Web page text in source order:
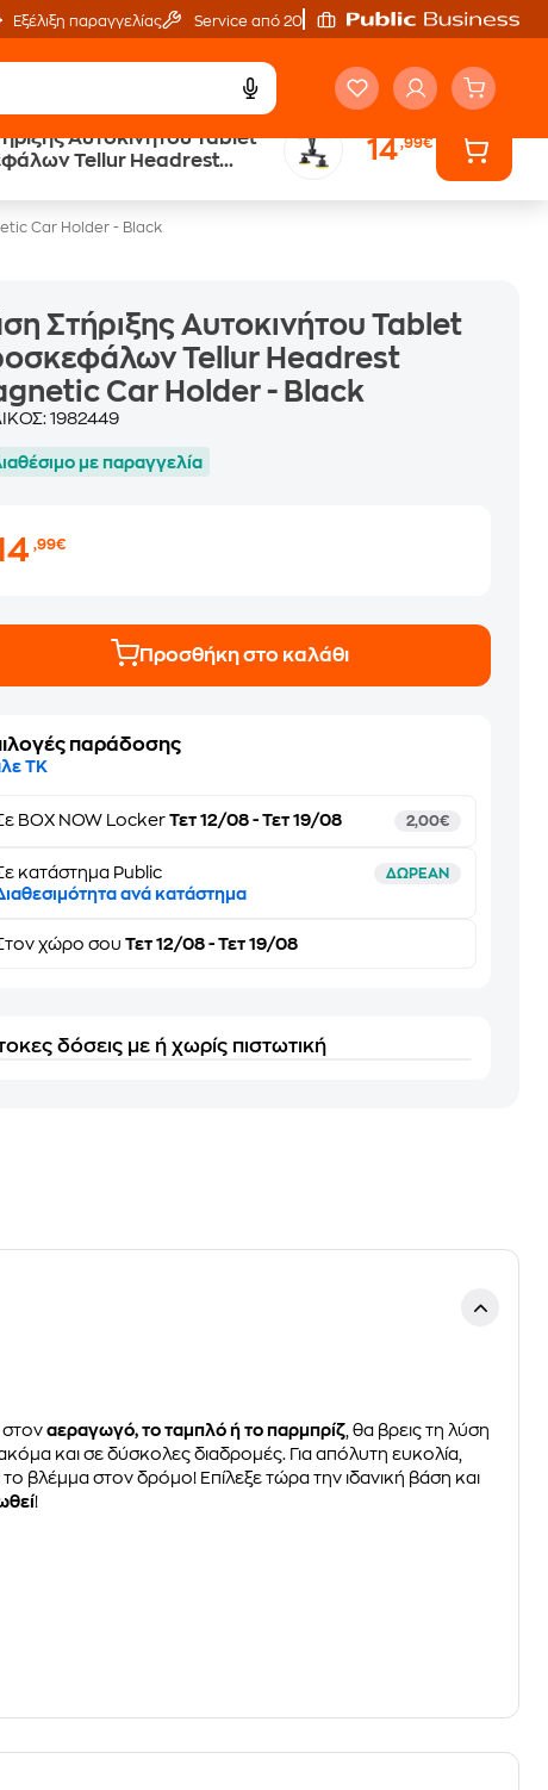
Εξέλιξη παραγγελίας Service από 20'
Αυτοκινήτου Tablet
Tellur Headrest
14,99€
Trade & Save
Car Holder - Black
Στήριξης Αυτοκινήτου Tablet
Tellur Headrest
Car Holder - Black
1982449
με παραγγελία
,99€
Προσθήκη στο καλάθι
παράδοσης
ΤΚ
BOX NOW Locker Τετ 12/08 - Τετ 19/08 2,00€
κατάστημα Public ΔΩΡΕΑΝ
ανά κατάστημα
χώρο σου Τετ 12/08 - Τετ 19/08
δόσεις με ή χωρίς πιστωτική
στον αεραγωγό, το ταμπλό ή το παρμπρίζ, θα βρεις τη λύση
και σε δύσκολες διαδρομές. Για απόλυτη ευκολία,
βλέμμα στον δρόμο! Επίλεξε τώρα την ιδανική βάση και
!